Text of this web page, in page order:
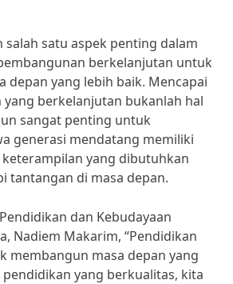
salah satu aspek penting dalam
berkelanjutan untuk
depan yang lebih baik. Mencapai
berkelanjutan bukanlah hal
sangat penting untuk
generasi mendatang memiliki
yang dibutuhkan
tantangan di masa depan.
dan Kebudayaan
Nadiem Makarim, “Pendidikan
membangun masa depan yang
yang berkualitas, kita